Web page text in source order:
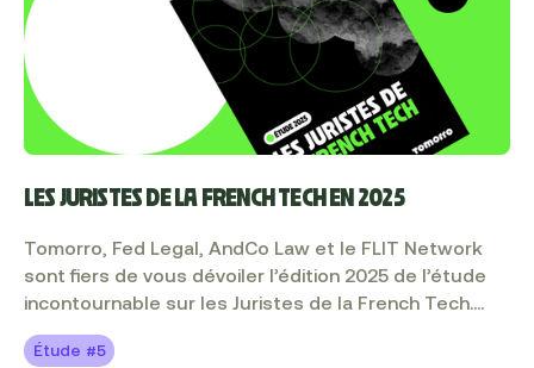
LES JURISTES DE LA FRENCH TECH EN 2025
Tomorro, Fed Legal, AndCo Law et le FLIT Network
sont fiers de vous dévoiler l’édition 2025 de l’étude
incontournable sur les Juristes de la French Tech.
Après plus de 1500 téléchargements en 2024, cette
nouvelle édition s’attache à décrypter les grandes
Étude #5